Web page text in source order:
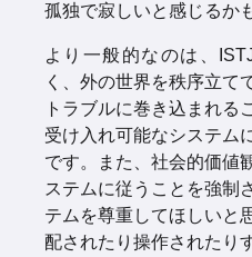
孤独で寂しいと感じるか
より一般的なのは、
く、外の世界を秩序立て
トラブルに巻き込まれる
受け入れ可能なシステム
です。また、社会的価値
ステムに従うことを強制
テムを尊重してほしいと
配されたり操作されたり